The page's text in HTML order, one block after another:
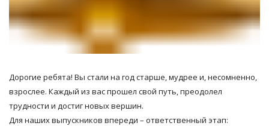
Дорогие ребята! Вы стали на год старше, мудрее и, несомненно,
взрослее. Каждый из вас прошел свой путь, преодолел
трудности и достиг новых вершин.
Для наших выпускников впереди – ответственный этап: